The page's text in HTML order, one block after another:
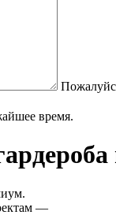
время.
—